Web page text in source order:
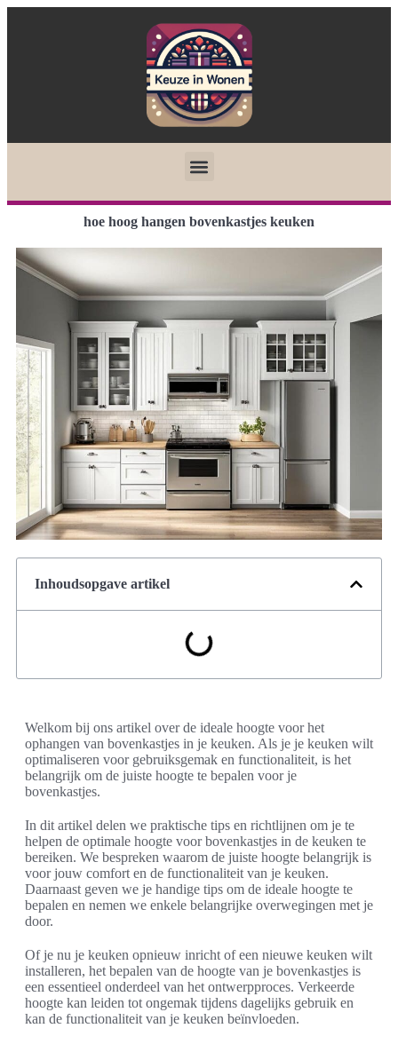
hoe hoog hangen bovenkastjes keuken
Inhoudsopgave artikel
Welkom bij ons artikel over de ideale hoogte voor het
ophangen van bovenkastjes in je keuken. Als je je keuken wilt
optimaliseren voor gebruiksgemak en functionaliteit, is het
belangrijk om de juiste hoogte te bepalen voor je
bovenkastjes.
In dit artikel delen we praktische tips en richtlijnen om je te
helpen de optimale hoogte voor bovenkastjes in de keuken te
bereiken. We bespreken waarom de juiste hoogte belangrijk is
voor jouw comfort en de functionaliteit van je keuken.
Daarnaast geven we je handige tips om de ideale hoogte te
bepalen en nemen we enkele belangrijke overwegingen met je
door.
Of je nu je keuken opnieuw inricht of een nieuwe keuken wilt
installeren, het bepalen van de hoogte van je bovenkastjes is
een essentieel onderdeel van het ontwerpproces. Verkeerde
hoogte kan leiden tot ongemak tijdens dagelijks gebruik en
kan de functionaliteit van je keuken beïnvloeden.